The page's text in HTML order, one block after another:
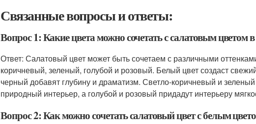
Связанные вопросы и ответы:
Вопрос 1: Какие цвета можно сочетать с салатовым цветом
Ответ: Салатовый цвет может быть сочетаем с различными
коричневый, зеленый, голубой и розовый. Белый цвет создаст
черный добавят глубину и драматизм. Светло-коричневый и
природный интерьер, а голубой и розовый придадут интерьеру
Вопрос 2: Как можно сочетать салатовый цвет с белым